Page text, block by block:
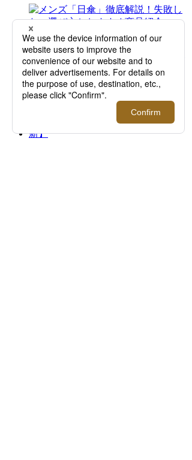
メンズ「日傘」徹底解説！失敗しない選び方
とおすすめ商品紹介【2026年5月更新】